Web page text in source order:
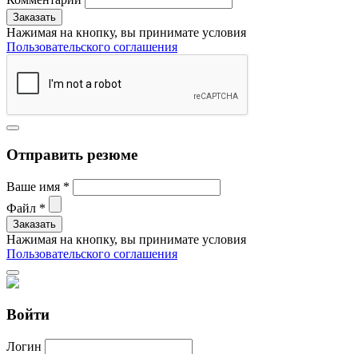
Нажимая на кнопку, вы принимате условия
Пользовательского соглашения
Отправить резюме
Ваше имя *
Файл *
Нажимая на кнопку, вы принимате условия
Пользовательского соглашения
Войти
Логин